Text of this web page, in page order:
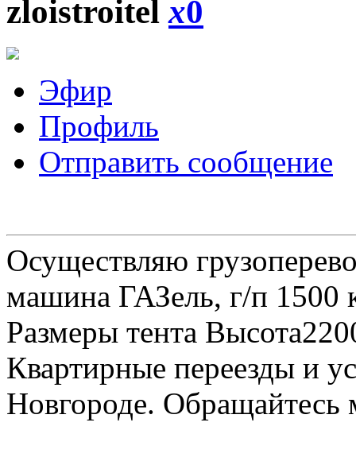
zloistroitelx0
Эфир
Профиль
Отправить сообщение
Осуществляю
машина ГАЗель, г/п 1500
Размеры тента
Квартирные переезды и
Новгороде.